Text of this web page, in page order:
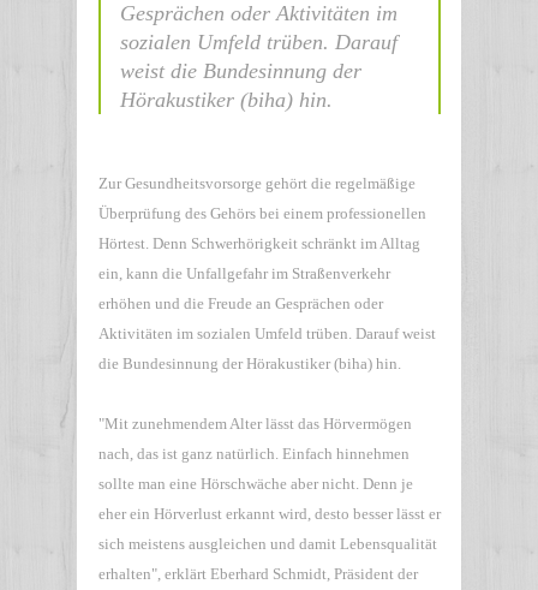
Gesprächen oder Aktivitäten im
sozialen Umfeld trüben. Darauf
weist die Bundesinnung der
Hörakustiker (biha) hin.
Zur Gesundheitsvorsorge gehört die regelmäßige
Überprüfung des Gehörs bei einem professionellen
Hörtest. Denn Schwerhörigkeit schränkt im Alltag
ein, kann die Unfallgefahr im Straßenverkehr
erhöhen und die Freude an Gesprächen oder
Aktivitäten im sozialen Umfeld trüben. Darauf weist
die Bundesinnung der Hörakustiker (biha) hin.
"Mit zunehmendem Alter lässt das Hörvermögen
nach, das ist ganz natürlich. Einfach hinnehmen
sollte man eine Hörschwäche aber nicht. Denn je
eher ein Hörverlust erkannt wird, desto besser lässt er
sich meistens ausgleichen und damit Lebensqualität
erhalten", erklärt Eberhard Schmidt, Präsident der